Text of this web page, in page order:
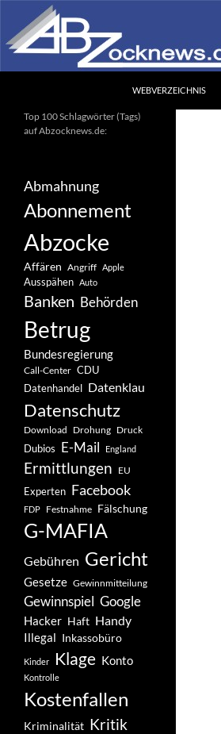
Inhalt
springen
WEBVERZEICHNIS
Ihr unabhängiges
Informationsportal
Top 100 Schlagwörter (Tags)
auf Abzocknews.de:
Abmahnung
Abonnement
Abzocke
Affären Angriff Apple
Ausspähen Auto
Banken Behörden
Betrug
Bundesregierung
Call-Center CDU
Datenhandel Datenklau
Datenschutz
Download Drohung Druck
Dubios E-Mail England
Ermittlungen EU
Experten Facebook
FDP Festnahme Fälschung
G-MAFIA
Gebühren Gericht
Gesetze Gewinnmitteilung
Gewinnspiel Google
Hacker Haft Handy
Illegal Inkassobüro
Kinder Klage Konto
Kontrolle
Kostenfallen
Kriminalität Kritik